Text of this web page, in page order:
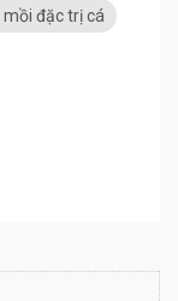
mồi đặc trị cá